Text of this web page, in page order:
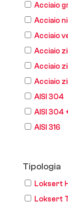
Acciaio
Acciaio
Acciaio
Acciaio
Acciaio
Acciaio
AISI 304
AISI 304
AISI 316
Tipologia
Loksert
Loksert